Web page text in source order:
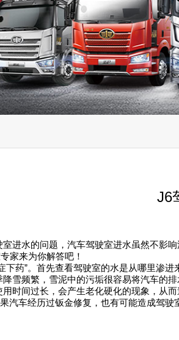
J6
进水的问题，汽车驾驶室进水虽然不影
家来为你解答吧！
药”。首先查看驾驶室的水是从哪里渗进
雪频繁，雪泥中的污垢很容易将汽车的
时间过长，会产生老化硬化的现象，从
汽车经历过钣金修复，也有可能造成驾驶